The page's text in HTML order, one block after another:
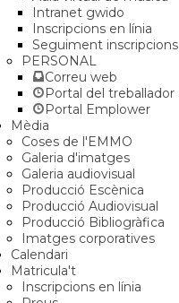
Intranet gwido
Inscripcions en línia
Seguiment inscripcions
PERSONAL
Correu web
Portal del treballador
Portal Emplower
Mèdia
Coses de l'EMMO
Galeria d'imatges
Galeria audiovisual
Producció Escènica
Producció Audiovisual
Producció Bibliogràfica
Imatges corporatives
Calendari
Matricula't
Inscripcions en línia